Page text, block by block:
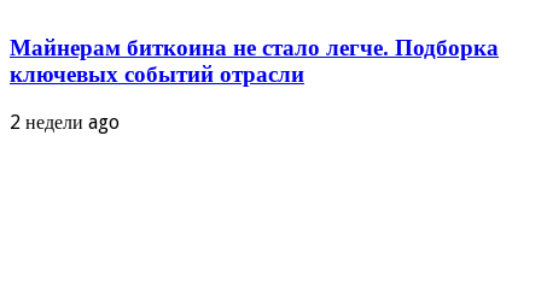
Майнерам биткоина не стало легче. Подборка
ключевых событий отрасли
2 недели ago